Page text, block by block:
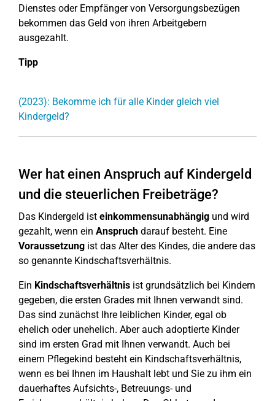
Dienstes oder Empfänger von Versorgungsbezügen
bekommen das Geld von ihren Arbeitgebern
ausgezahlt.
Tipp
(2023): Bekomme ich für alle Kinder gleich viel
Kindergeld?
Wer hat einen Anspruch auf Kindergeld
und die steuerlichen Freibeträge?
Das Kindergeld ist einkommensunabhängig und wird
gezahlt, wenn ein Anspruch darauf besteht. Eine
Voraussetzung ist das Alter des Kindes, die andere das
so genannte Kindschaftsverhältnis.
Ein Kindschaftsverhältnis ist grundsätzlich bei Kindern
gegeben, die ersten Grades mit Ihnen verwandt sind.
Das sind zunächst Ihre leiblichen Kinder, egal ob
ehelich oder unehelich. Aber auch adoptierte Kinder
sind im ersten Grad mit Ihnen verwandt. Auch bei
einem Pflegekind besteht ein Kindschaftsverhältnis,
wenn es bei Ihnen im Haushalt lebt und Sie zu ihm ein
dauerhaftes Aufsichts-, Betreuungs- und